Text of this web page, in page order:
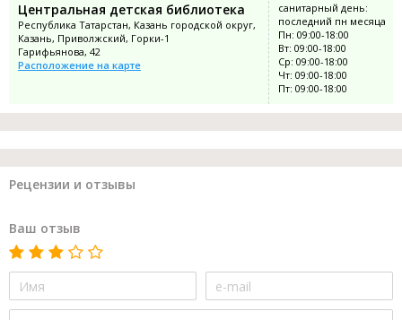
Центральная детская библиотека
Республика Татарстан, Казань городской округ,
Казань, Приволжский, Горки-1
Гарифьянова, 42
Расположение на карте
санитарный день:
последний пн месяца
Пн: 09:00-18:00
Вт: 09:00-18:00
Ср: 09:00-18:00
Чт: 09:00-18:00
Пт: 09:00-18:00
Рецензии и отзывы
Ваш отзыв